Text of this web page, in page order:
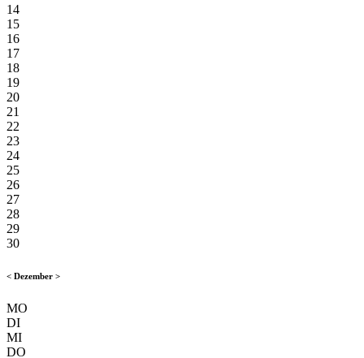
14
15
16
17
18
19
20
21
22
23
24
25
26
27
28
29
30
< Dezember >
MO
DI
MI
DO